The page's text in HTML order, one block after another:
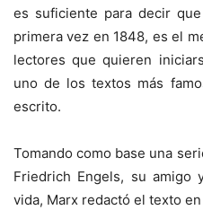
es suficiente para decir
primera vez en 1848, es el
lectores que quieren
uno de los textos más
escrito.
Tomando como base una
Friedrich Engels, su
vida, Marx redactó el texto